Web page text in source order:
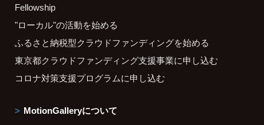
Fellowship
"ローカル"の活動を始める
ふるさと納税型クラウドファンディングを始める
東京都クラウドファンディング支援事業に申し込む
コロナ対策支援プログラムに申し込む
MotionGalleryについて